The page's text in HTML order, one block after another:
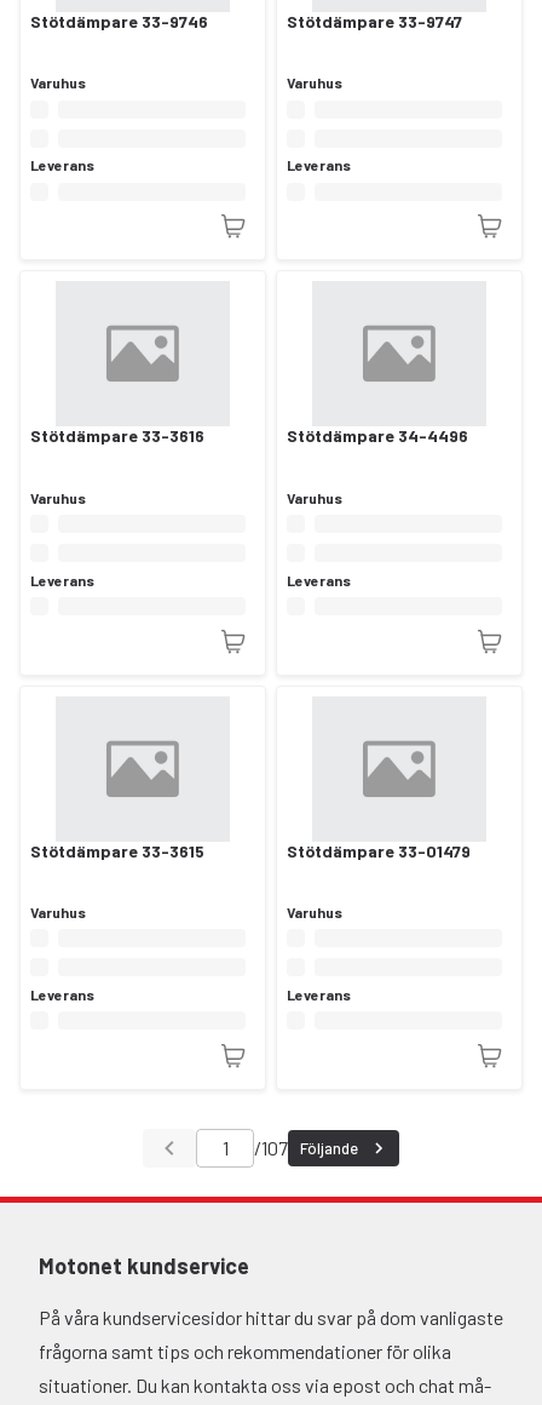
Stötdämpare 33-9746
Varuhus
Leverans
Stötdämpare 33-9747
Varuhus
Leverans
Stötdämpare 33-3616
Varuhus
Leverans
Stötdämpare 34-4496
Varuhus
Leverans
Stötdämpare 33-3615
Varuhus
Leverans
Stötdämpare 33-01479
Varuhus
Leverans
/107 Följande
Motonet kundservice
På våra kundservicesidor hittar du svar på dom vanligaste
frågorna samt tips och rekommendationer för olika
situationer. Du kan kontakta oss via epost och chat må-